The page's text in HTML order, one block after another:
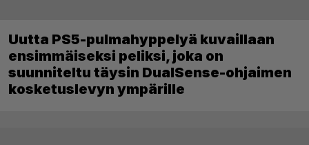
Uutta PS5-pulmahyppelyä kuvaillaan
ensimmäiseksi peliksi, joka on
suunniteltu täysin DualSense-ohjaimen
kosketuslevyn ympärille